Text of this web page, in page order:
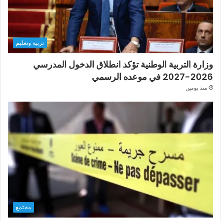
تربية وتعليم
وزارة التربية الوطنية تؤكد انطلاق الدخول المدرسي
2026-2027 في موعده الرسمي
منذ يومين
مجتمع